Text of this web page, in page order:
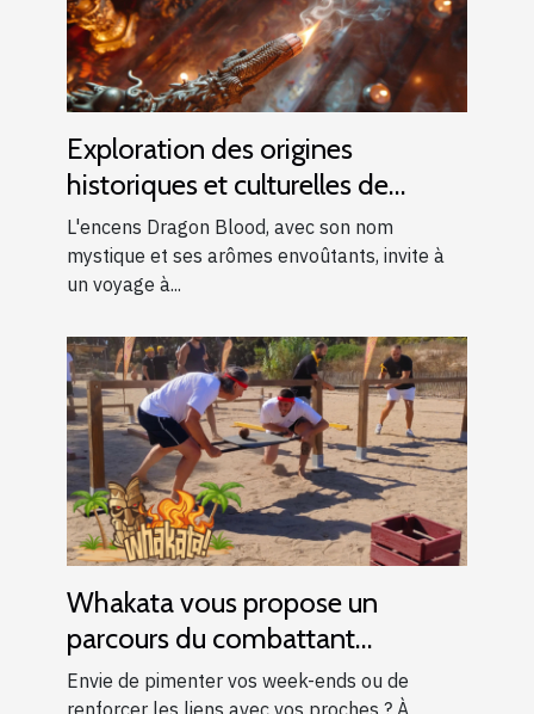
Exploration des origines
historiques et culturelles de
l'encens Dragon Blood
L'encens Dragon Blood, avec son nom
mystique et ses arômes envoûtants, invite à
un voyage à...
Whakata vous propose un
parcours du combattant
d’exception près d’Aix-en-
Envie de pimenter vos week-ends ou de